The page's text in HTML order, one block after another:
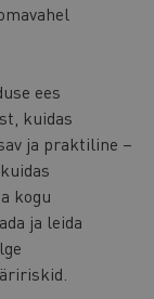
ees
kuidas
ja praktiline –
kogu
ja leida